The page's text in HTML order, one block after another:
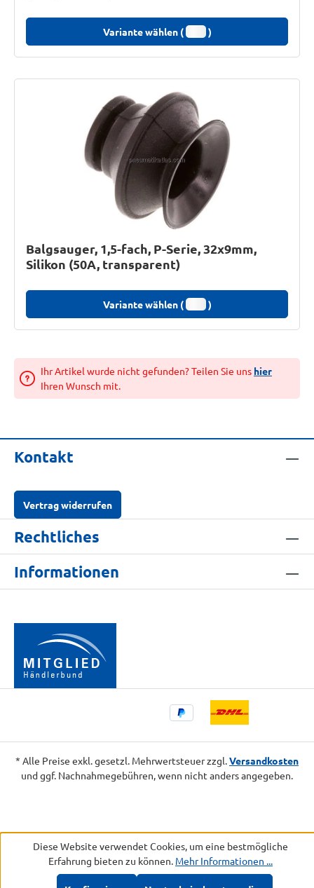
Variante wählen ( )
Balgsauger, 1,5-fach, P-Serie, 32x9mm,
Silikon (50A, transparent)
Variante wählen ( )
Ihr Artikel wurde nicht gefunden? Teilen Sie uns hier
Ihren Wunsch mit.
Kontakt
Vertrag widerrufen
Rechtliches
Informationen
* Alle Preise exkl. gesetzl. Mehrwertsteuer zzgl.Versandkosten
und ggf. Nachnahmegebühren, wenn nicht anders angegeben.
Diese Website verwendet Cookies, um eine bestmögliche
Erfahrung bieten zu können. Mehr Informationen ...